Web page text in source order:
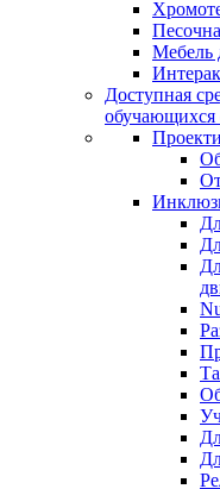
Мебель
Доступная